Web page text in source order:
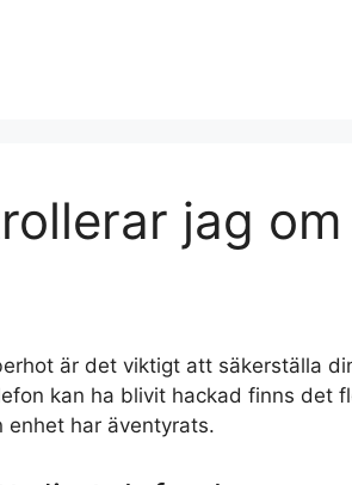
jag
är det viktigt att säkerställa
kan ha blivit hackad finns det
enhet har äventyrats.